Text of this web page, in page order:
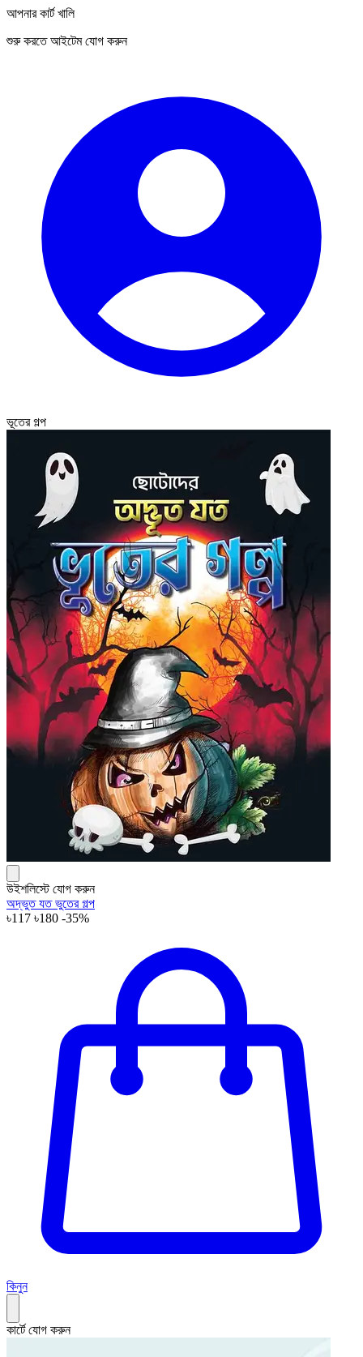
আপনার কার্ট খালি
শুরু করতে আইটেম যোগ করুন
ভূতের গল্প
উইশলিস্টে যোগ করুন
অদ্ভুত যত ভুতের গল্প
৳117 ৳180 -35%
কিনুন
কার্টে যোগ করুন